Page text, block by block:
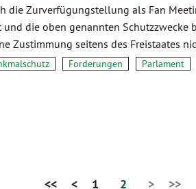
die Zurverfügungstellung als Fan
und die oben genannten
Zustimmung seitens des Freistaates
Forderungen Parlament
<< < 1 2 > >>